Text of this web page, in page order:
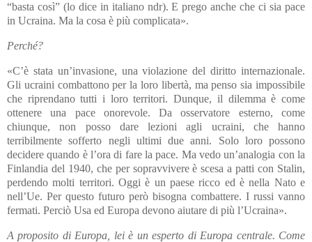
“basta così” (lo dice in italiano ndr). E prego anche che ci sia pace
in Ucraina. Ma la cosa è più complicata».
Perché?
«C’è stata un’invasione, una violazione del diritto internazionale.
Gli ucraini combattono per la loro libertà, ma penso sia impossibile
che riprendano tutti i loro territori. Dunque, il dilemma è come
ottenere una pace onorevole. Da osservatore esterno, come
chiunque, non posso dare lezioni agli ucraini, che hanno
terribilmente sofferto negli ultimi due anni. Solo loro possono
decidere quando è l’ora di fare la pace. Ma vedo un’analogia con la
Finlandia del 1940, che per sopravvivere è scesa a patti con Stalin,
perdendo molti territori. Oggi è un paese ricco ed è nella Nato e
nell’Ue. Per questo futuro però bisogna combattere. I russi vanno
fermati. Perciò Usa ed Europa devono aiutare di più l’Ucraina».
A proposito di Europa, lei è un esperto di Europa centrale. Come